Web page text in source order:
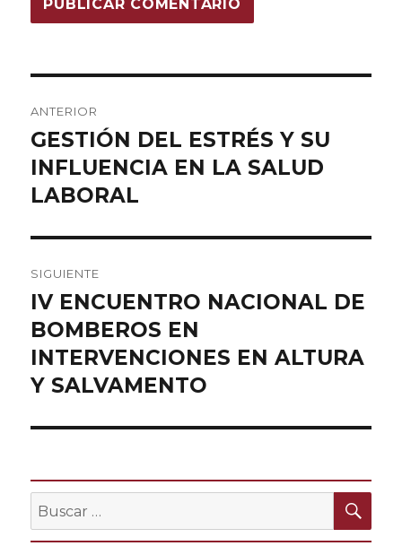
de
entradas
ANTERIOR
Entrada
anterior:
GESTIÓN DEL ESTRÉS Y SU
INFLUENCIA EN LA SALUD
LABORAL
SIGUIENTE
Entrada
siguiente:
IV ENCUENTRO NACIONAL DE
BOMBEROS EN
INTERVENCIONES EN ALTURA
Y SALVAMENTO
Buscar
por: